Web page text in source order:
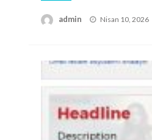
admin
Posted
Nisan 10, 2026